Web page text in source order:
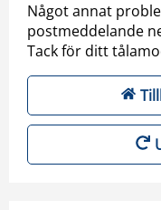
Något annat
postmeddelande
Tack för ditt